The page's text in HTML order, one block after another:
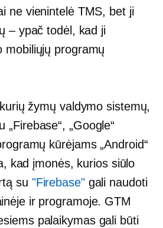
ne vienintelė TMS, bet ji
– ypač todėl, kad ji
mobiliųjų programų
žymų valdymo sistemų,
„Google“
kūrėjams „Android“
kad įmonės, kurios siūlo
su "Firebase"gali naudoti
ir programoje. GTM
palaikymas gali būti